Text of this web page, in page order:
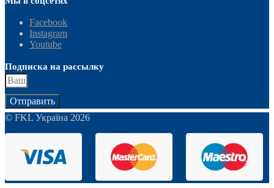
Facebook
Instagram
Youtube
Подписка на рассылку
Отправить
© FKL Україна 2026